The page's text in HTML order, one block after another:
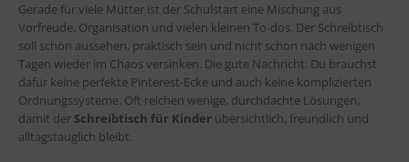
Gerade für viele Mütter ist der Schulstart eine Mischung aus
Vorfreude, Organisation und vielen kleinen To-dos. Der Schreibtisch
soll schön aussehen, praktisch sein und nicht schon nach wenigen
Tagen wieder im Chaos versinken. Die gute Nachricht: Du brauchst
dafür keine perfekte Pinterest-Ecke und auch keine komplizierten
Ordnungssysteme. Oft reichen wenige, durchdachte Lösungen,
damit der Schreibtisch für Kinder übersichtlich, freundlich und
alltagstauglich bleibt.